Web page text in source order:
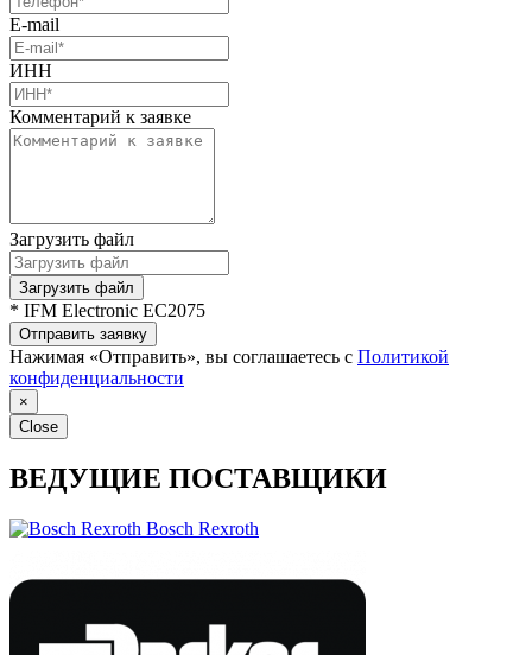
E-mail
ИНН
Комментарий к заявке
Загрузить файл
Загрузить файл
* IFM Electronic EC2075
Отправить заявку
Нажимая «Отправить», вы соглашаетесь с Политикой
конфиденциальности
×
Close
ВЕДУЩИЕ ПОСТАВЩИКИ
Bosch Rexroth